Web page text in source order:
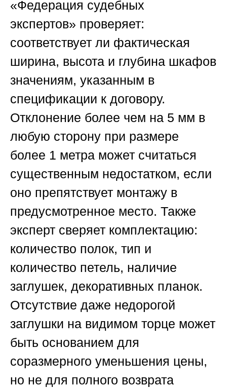
«Федерация судебных
экспертов» проверяет:
соответствует ли фактическая
ширина, высота и глубина шкафов
значениям, указанным в
спецификации к договору.
Отклонение более чем на 5 мм в
любую сторону при размере
более 1 метра может считаться
существенным недостатком, если
оно препятствует монтажу в
предусмотренное место. Также
эксперт сверяет комплектацию:
количество полок, тип и
количество петель, наличие
заглушек, декоративных планок.
Отсутствие даже недорогой
заглушки на видимом торце может
быть основанием для
соразмерного уменьшения цены,
но не для полного возврата